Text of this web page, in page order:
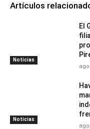
Artículos
Noticias
El
Noticias